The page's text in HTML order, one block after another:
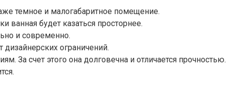
темное и малогабаритное помещение.
ванная будет казаться просторнее.
и современно.
ограничений.
За счет этого она долговечна и отличается прочностью.